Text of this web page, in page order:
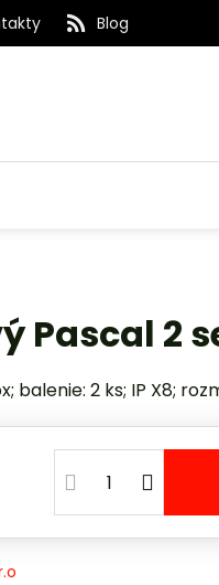
Blog
Pascal 2
balenie: 2 ks; IP X8;